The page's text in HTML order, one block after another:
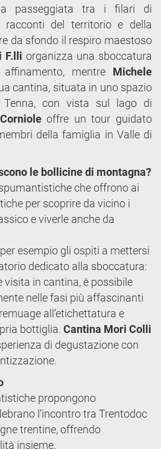
passeggiata tra i filari di
racconti del territorio e della
da sfondo il respiro maestoso
F.lli organizza una sboccatura
mentre Michele
cantina, situata in uno spazio
con vista sul lago di
offre un tour guidato
della famiglia in Valle di
le bollicine di montagna?
che offrono ai
per scoprire da vicino i
e viverle anche da
esempio gli ospiti a mettersi
dedicato alla sboccatura:
visita in cantina, è possibile
nelle fasi più affascinanti
all’etichettatura e
bottiglia. Cantina Mori Colli
di degustazione con
propongono
l’incontro tra Trentodoc
trentine, offrendo
insieme.